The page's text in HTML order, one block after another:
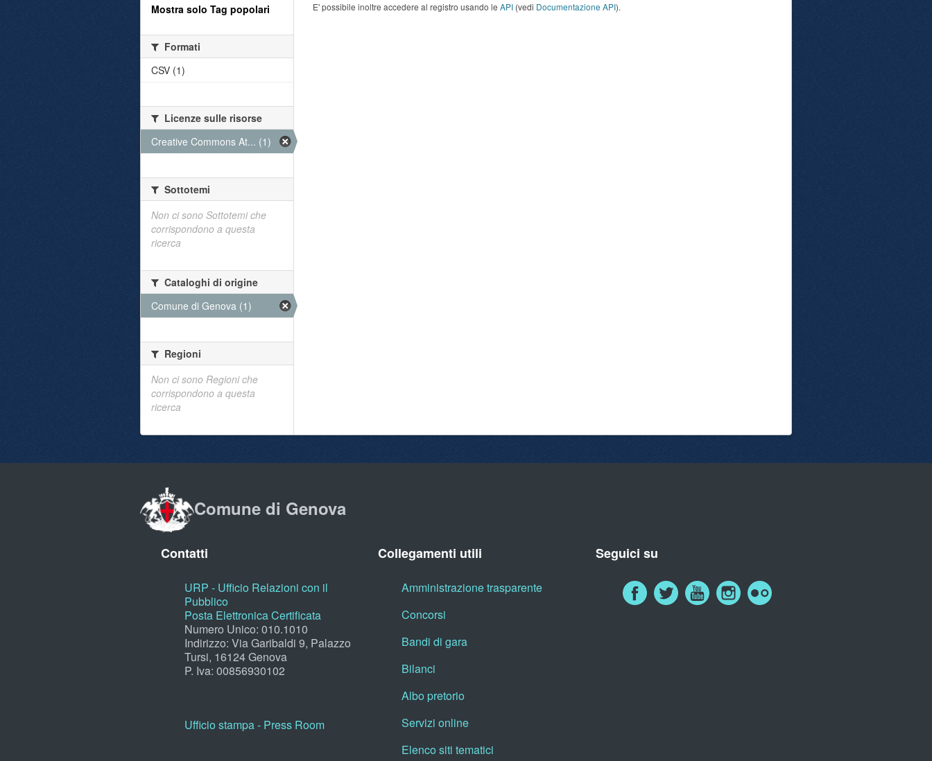
E' possibile inoltre accedere al registro usando le API (vedi Documentazione API).
Mostra solo Tag popolari
Formati
CSV (1)
Licenze sulle risorse
Creative Commons At... (1)
Sottotemi
Non ci sono Sottotemi che
corrispondono a questa
ricerca
Cataloghi di origine
Comune di Genova (1)
Regioni
Non ci sono Regioni che
corrispondono a questa
ricerca
Comune di Genova
Contatti
URP - Ufficio Relazioni con il
Pubblico
Posta Elettronica Certificata
Numero Unico: 010.1010
Indirizzo: Via Garibaldi 9, Palazzo
Tursi, 16124 Genova
P. Iva: 00856930102
Ufficio stampa - Press Room
Collegamenti utili
Amministrazione trasparente
Concorsi
Bandi di gara
Bilanci
Albo pretorio
Servizi online
Elenco siti tematici
Seguici su